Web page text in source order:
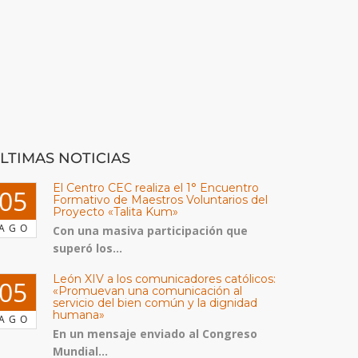
NOTICIAS
El Centro CEC realiza el 1° Encuentro
Formativo de Maestros Voluntarios del
Proyecto «Talita Kum»
Con una masiva participación que
superó los...
León XIV a los comunicadores católicos:
«Promuevan una comunicación al
servicio del bien común y la dignidad
humana»
En un mensaje enviado al Congreso
Mundial...